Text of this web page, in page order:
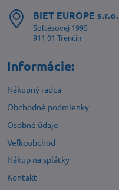
BIET EUROPE s​.r​.o​.
Šoltésovej 1995
911 01 Trenčín
Informácie:
Nákupný radca
Obchodné podmienky
Osobné údaje
Veľkoobchod
Nákup na splátky
Kontakt